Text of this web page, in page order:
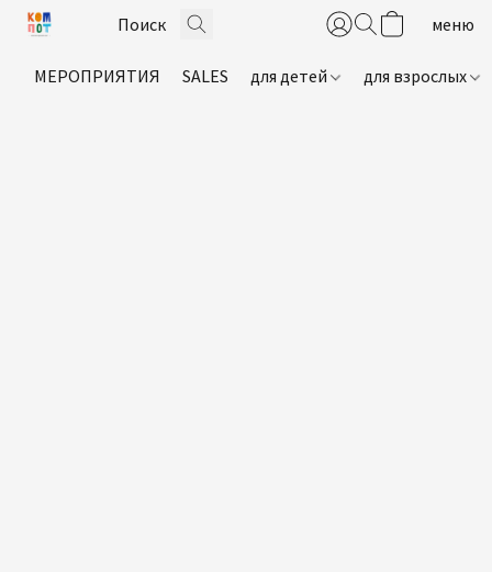
МЕРОПРИЯТИЯ SALES для детей для взрослых